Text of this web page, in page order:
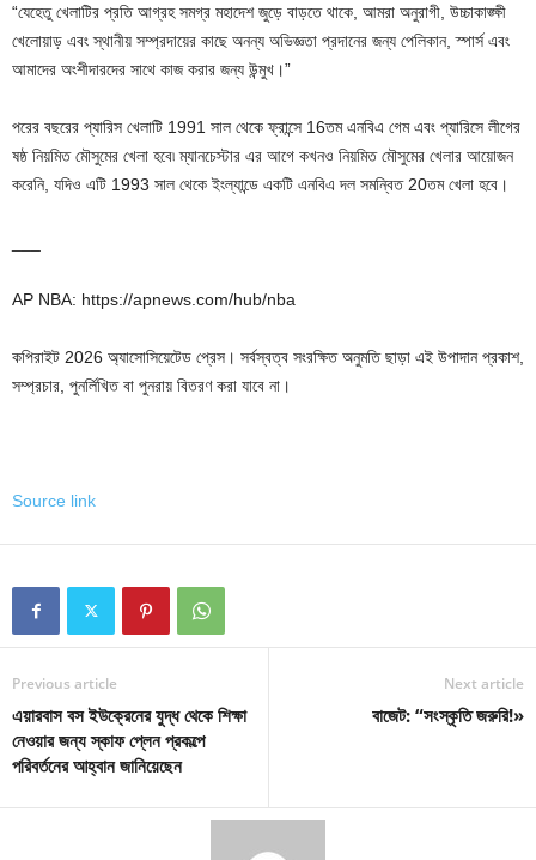
“যেহেতু খেলাটির প্রতি আগ্রহ সমগ্র মহাদেশ জুড়ে বাড়তে থাকে, আমরা অনুরাগী, উচ্চাকাঙ্ক্ষী
খেলোয়াড় এবং স্থানীয় সম্প্রদায়ের কাছে অনন্য অভিজ্ঞতা প্রদানের জন্য পেলিকান, স্পার্স এবং
আমাদের অংশীদারদের সাথে কাজ করার জন্য উন্মুখ।”
পরের বছরের প্যারিস খেলাটি 1991 সাল থেকে ফ্রান্সে 16তম এনবিএ গেম এবং প্যারিসে লীগের
ষষ্ঠ নিয়মিত মৌসুমের খেলা হবে৷ ম্যানচেস্টার এর আগে কখনও নিয়মিত মৌসুমের খেলার আয়োজন
করেনি, যদিও এটি 1993 সাল থেকে ইংল্যান্ডে একটি এনবিএ দল সমন্বিত 20তম খেলা হবে।
AP NBA: https://apnews.com/hub/nba
কপিরাইট 2026 অ্যাসোসিয়েটেড প্রেস। সর্বস্বত্ব সংরক্ষিত অনুমতি ছাড়া এই উপাদান প্রকাশ,
সম্প্রচার, পুনর্লিখিত বা পুনরায় বিতরণ করা যাবে না।
Source link
Previous article
এয়ারবাস বস ইউক্রেনের যুদ্ধ থেকে শিক্ষা
নেওয়ার জন্য স্কাফ প্লেন প্রকল্পে
পরিবর্তনের আহ্বান জানিয়েছেন
Next article
বাজেট: “সংস্কৃতি জরুরি!»